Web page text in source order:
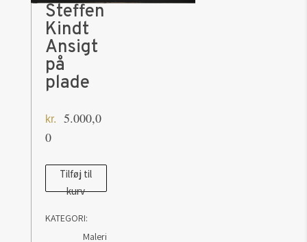
Steffen
Kindt
Ansigt
på
plade
kr.
5.000,0
0
Steffen
Kindt
Tilføj til
kurv
KATEGORI:
Maleri